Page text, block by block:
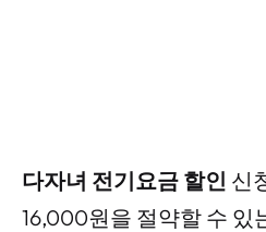
다자녀 전기요금 할인 신
16,000원을 절약할 수 있